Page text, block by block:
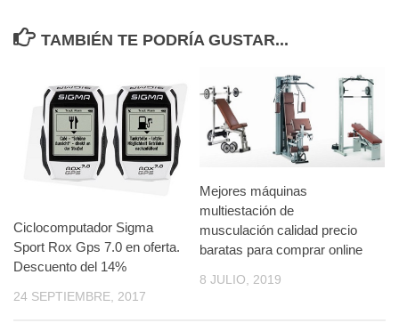
TAMBIÉN TE PODRÍA GUSTAR...
Ciclocomputador Sigma
Sport Rox Gps 7.0 en oferta.
Descuento del 14%
24 SEPTIEMBRE, 2017
Mejores máquinas
multiestación de
musculación calidad precio
baratas para comprar online
8 JULIO, 2019